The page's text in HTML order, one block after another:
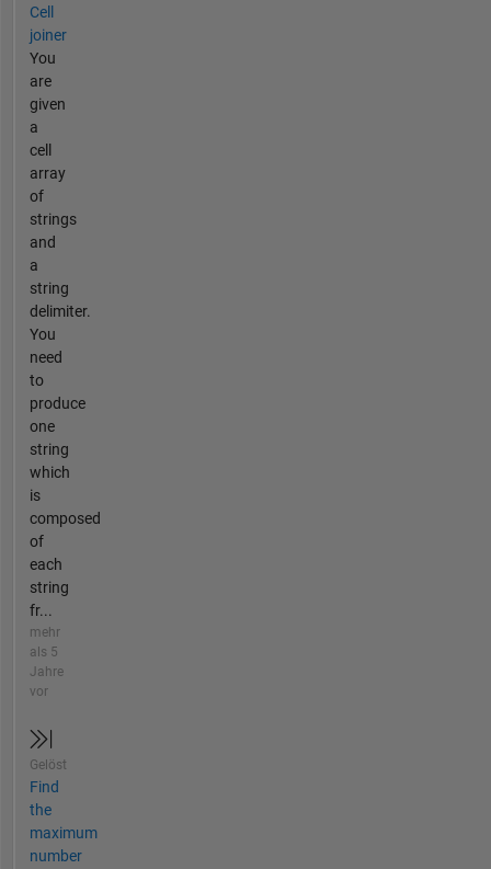
Cell
joiner
You
are
given
a
cell
array
of
strings
and
a
string
delimiter.
You
need
to
produce
one
string
which
is
composed
of
each
string
fr...
mehr
als 5
Jahre
vor
Gelöst
Find
the
maximum
number